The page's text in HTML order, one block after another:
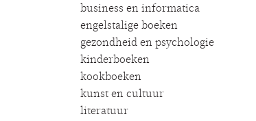
business en informatica
engelstalige boeken
gezondheid en psychologie
kinderboeken
kookboeken
kunst en cultuur
literatuur